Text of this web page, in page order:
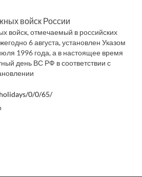
войск России
войск, отмечаемый в российских
6 августа, установлен Указом
1996 года, а в настоящее время
день ВС РФ в соответствии с
0/0/65/